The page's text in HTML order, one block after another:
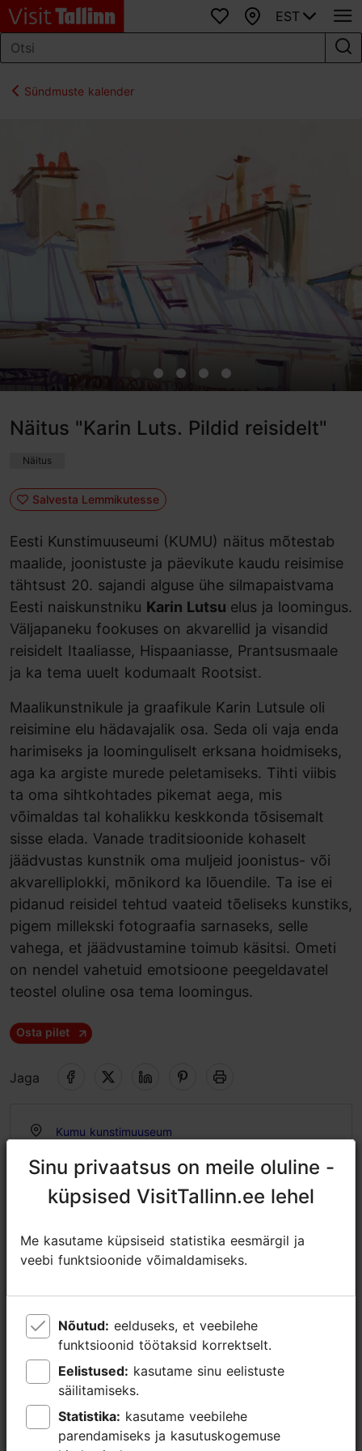
Lemmikud
Kaart
EST
Sündmuste kalender
Näitus "Karin Luts. Pildid reisidelt"
Näitus
Salvesta Lemmikutesse
Eesti Kunstimuuseumi (KUMU) näitus mõtestab
maalide, joonistuste ja päevikute kaudu reisimise
tähtsust 20. sajandi alguse ühe silmapaistvama
Eesti naiskunstniku Karin Lutsu elus ja loomingus.
Väljapaneku fookuses on akvarellid ja visandid
reisidelt Itaaliasse, Hispaaniasse, Prantsusmaale
ja ka tema uuelt kodumaalt Rootsist.
Maalikunstnikule ja graafikule Karin Lutsule oli
reisimine elu hädavajalik osa. Seda oli vaja enda
harimiseks ja loominguliselt erksana hoidmiseks,
aga ka argiste murede peletamiseks. Tihti viibis
ta oma sihtkohtades pikemat aega, mis
võimaldas tal kohalikku keskkonda tõsisemalt
sisse elada. Vanade traditsioonide kohaselt
jäädvustas kunstnik oma muljeid joonistus- või
akvarelliplokki, mõnikord ka lõuendile. Ta ise ei
pidanud reisidel tehtud vaateid tõeliseks kunstiks,
pigem millekski fotograafia sarnaseks, selle
vahega, et jäädvustamine toimub käsitsi. Ometi
on nendel vahetuid emotsioone peegeldavatel
teostel oluline osa tema loomingus.
Osta pilet
Jaga
Kumu kunstimuuseum
Kadriorg
20.03.2026 - 06.09.2026
kumu@ekm.ee
+372 602 6000
Sinu privaatsus on meile oluline -
küpsised VisitTallinn.ee lehel
Me kasutame küpsiseid statistika eesmärgil ja
veebi funktsioonide võimaldamiseks.
Nõutud:
funktsioonid töötaksid korrektselt.
Eelistused:
säilitamiseks.
Statistika:
parendamiseks ja kasutuskogemuse
Sinu privaatsus on meile oluline -
küpsised VisitTallinn.ee lehel
Me kasutame küpsiseid statistika eesmärgil ja
veebi funktsioonide võimaldamiseks.
Nõutud:
funktsioonid töötaksid korrektselt.
Eelistused:
säilitamiseks.
Statistika:
parendamiseks ja kasutuskogemuse